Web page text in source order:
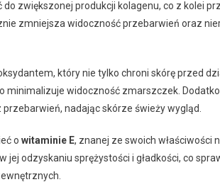
zwiększonej produkcji kolagenu, co z kolei
zmniejsza widoczność przebarwień oraz
który nie tylko chroni skórę przed
minimalizuje widoczność zmarszczek.
nadając skórze świeży wygląd.
o witaminie E, znanej ze swoich właściwości
jej odzyskaniu sprężystości i gładkości, co